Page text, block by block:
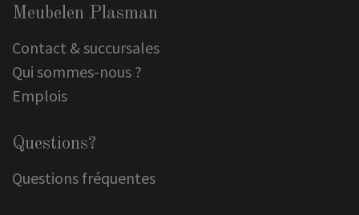
Meubelen Plasman
Contact & succursales
Qui sommes-nous ?
Emplois
Questions?
Questions fréquentes